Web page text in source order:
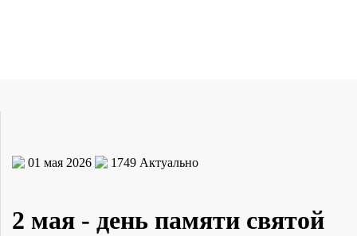
01 мая 2026 1749 Актуально
2 мая - день памяти святой